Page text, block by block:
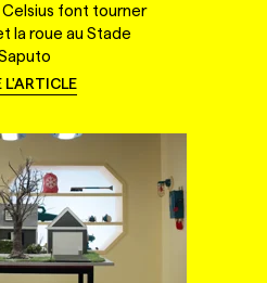
font tourner
la roue au Stade
L'ARTICLE